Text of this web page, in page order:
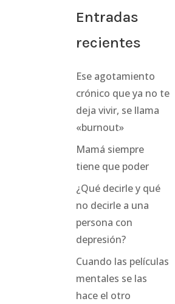
Entradas
recientes
Ese agotamiento
crónico que ya no te
deja vivir, se llama
«burnout»
Mamá siempre
tiene que poder
¿Qué decirle y qué
no decirle a una
persona con
depresión?
Cuando las películas
mentales se las
hace el otro